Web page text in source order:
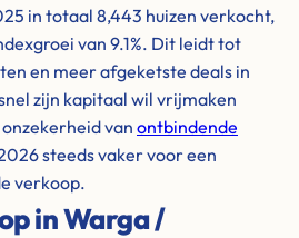
in totaal 8,443 huizen verkocht,
van 9.1%. Dit leidt tot
en meer afgeketste deals in
zijn kapitaal wil vrijmaken
vanontbindende
steeds vaker voor een
verkoop.
in Warga /